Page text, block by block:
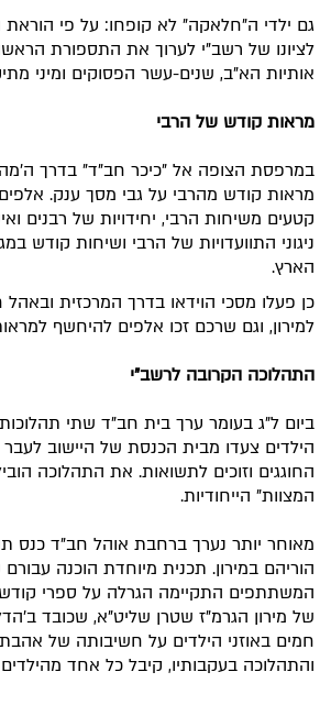
לציונו של רשב"י לערוך את התספורת
אותיות הא"ב, שנים-עשר הפסוקים ומיני
מראות קודש של הרבי
במרפסת הצופה אל "כיכר חב"ד" בדרך
מראות קודש מהרבי על גבי מסך ענק.
קטעים משיחות הרבי, יחידויות של רבנים
ניגוני התוועדויות של הרבי ושיחות קודש
הארץ.
כן פעלו מסכי הוידאו בדרך המרכזית
למירון, וגם שרכם זכו אלפים להיחשף
התהלוכה הקרובה לרשב"י
ביום ל"ג בעומר ערך בית חב"ד שתי
הילדים צעדו מבית הכנסת של היישוב
החוגגים וזוכים לתשואות. את התהלוכה
המצוות" הייחודיות.
מאוחר יותר נערך ברחבת אוהל חב"ד כנס
הוריהם במירון. תכנית מיוחדת הוכנה עבורם
המשתתפים התקיימה הגרלה על ספרי
של מירון הגרמ"ז שטרן שליט"א, שכובד
חמים באוזני הילדים על חשיבותה של
והתהלוכה בעקבותיו, קיבל כל אחד